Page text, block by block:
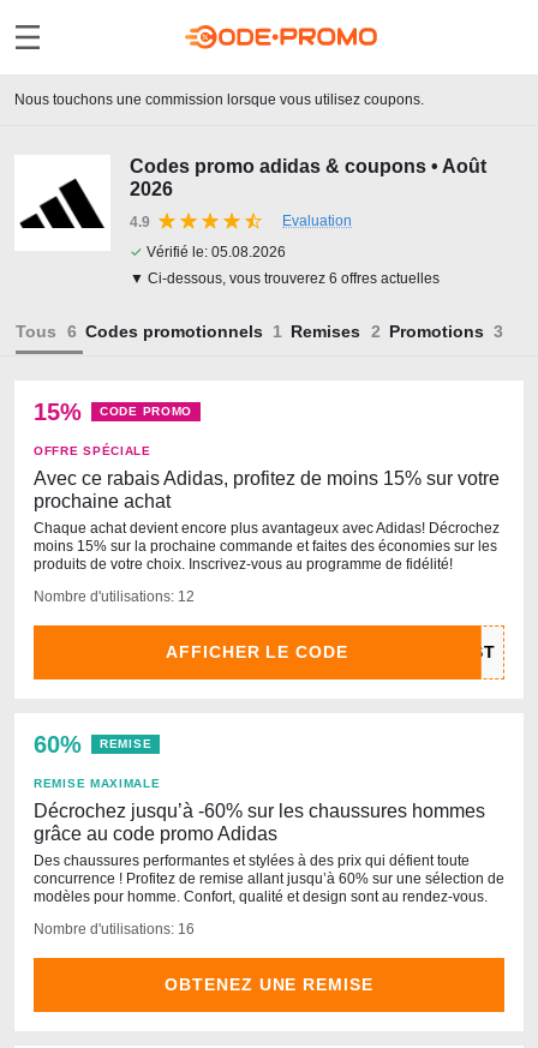
Nous touchons une commission lorsque vous utilisez coupons.
Codes promo adidas & coupons • Août
2026
4.9
Evaluation
✓ Vérifié le: 05.08.2026
▼ Ci-dessous, vous trouverez 6 offres actuelles
Tous Codes promotionnels Remises Promotions
15% CODE PROMO
OFFRE SPÉCIALE
Avec ce rabais Adidas, profitez de moins 15% sur votre
prochaine achat
Chaque achat devient encore plus avantageux avec Adidas! Décrochez
moins 15% sur la prochaine commande et faites des économies sur les
produits de votre choix. Inscrivez-vous au programme de fidélité!
Nombre d'utilisations: 12
AFFICHER LE CODE
60% REMISE
REMISE MAXIMALE
Décrochez jusqu’à -60% sur les chaussures hommes
grâce au code promo Adidas
Des chaussures performantes et stylées à des prix qui défient toute
concurrence ! Profitez de remise allant jusqu’à 60% sur une sélection de
modèles pour homme. Confort, qualité et design sont au rendez-vous.
Nombre d'utilisations: 16
OBTENEZ UNE REMISE